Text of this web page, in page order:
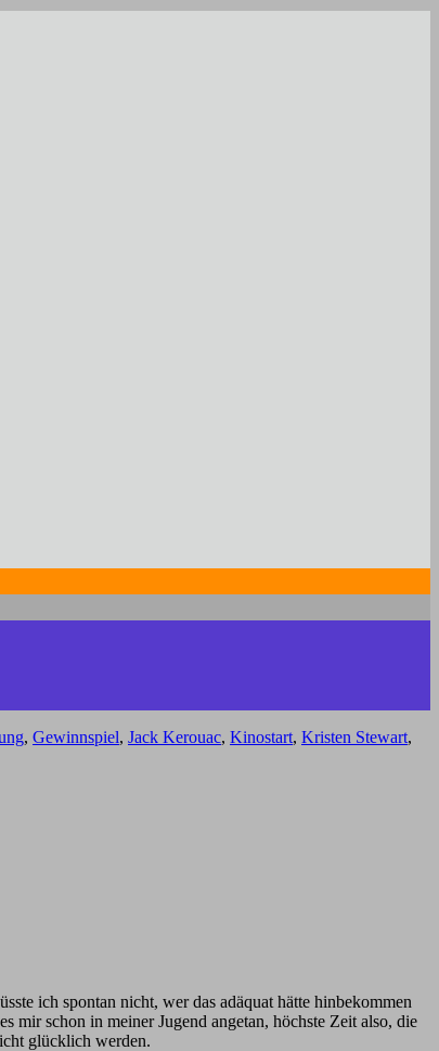
, Gewinnspiel, Jack Kerouac, Kinostart, Kristen Stewart,
ich spontan nicht, wer das adäquat hätte hinbekommen
mir schon in meiner Jugend angetan, höchste Zeit also, die
glücklich werden.